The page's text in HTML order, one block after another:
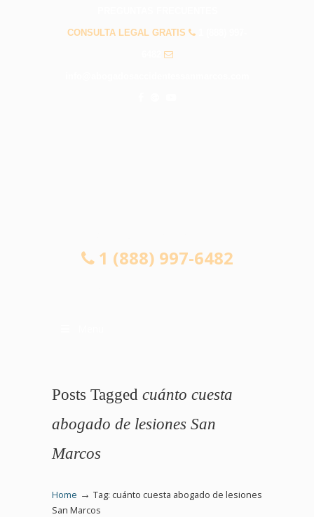
CONSULTA LEGAL GRATIS
1 (888) 997-6482
Posts Tagged cuánto cuesta
abogado de lesiones San
Marcos
Home → Tag: cuánto cuesta abogado de lesiones
San Marcos